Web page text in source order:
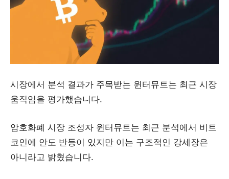
시장에서 분석 결과가 주목받는 윈터뮤트는 최근 시장
움직임을 평가했습니다.
암호화폐 시장 조성자 윈터뮤트는 최근 분석에서 비트
코인에 안도 반등이 있지만 이는 구조적인 강세장은
아니라고 밝혔습니다.